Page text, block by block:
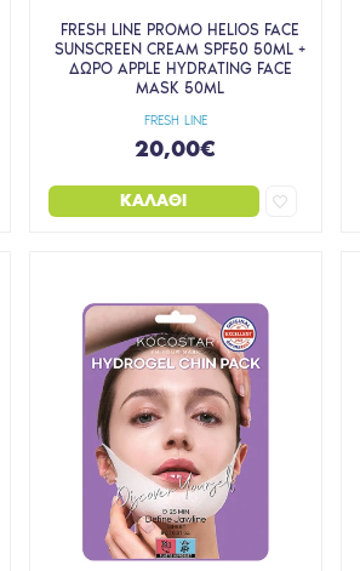
FRESH LINE
FRESH LINE PROMO HELIOS FACE
SUNSCREEN CREAM SPF50 50ML +
ΔΩΡΟ APPLE HYDRATING FACE
MASK 50ML
20,00€
ΚΑΛΆΘΙ